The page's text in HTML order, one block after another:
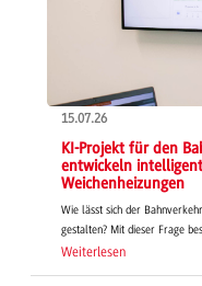
15.07.26
KI-Projekt für den
entwickeln
Weichenheizungen
Wie lässt sich der
gestalten? Mit dieser Frage
Weiterlesen